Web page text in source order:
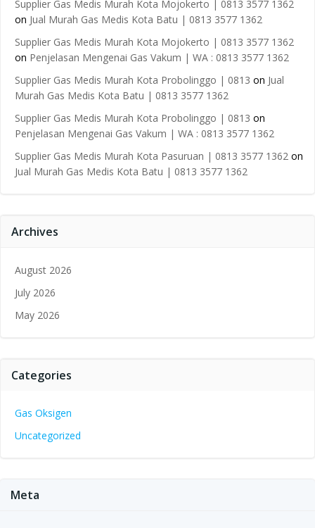
Supplier Gas Medis Murah Kota Mojokerto | 0813 3577 1362
on Jual Murah Gas Medis Kota Batu | 0813 3577 1362
Supplier Gas Medis Murah Kota Mojokerto | 0813 3577 1362
on Penjelasan Mengenai Gas Vakum | WA : 0813 3577 1362
Supplier Gas Medis Murah Kota Probolinggo | 0813 on Jual
Murah Gas Medis Kota Batu | 0813 3577 1362
Supplier Gas Medis Murah Kota Probolinggo | 0813 on
Penjelasan Mengenai Gas Vakum | WA : 0813 3577 1362
Supplier Gas Medis Murah Kota Pasuruan | 0813 3577 1362 on
Jual Murah Gas Medis Kota Batu | 0813 3577 1362
Archives
August 2026
July 2026
May 2026
Categories
Gas Oksigen
Uncategorized
Meta